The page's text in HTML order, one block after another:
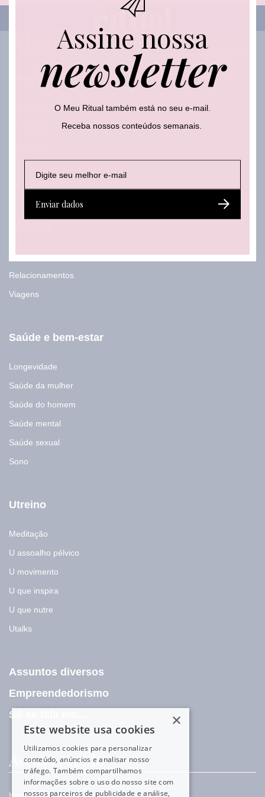
Sobre o que falamos
Beleza
Autocuidado
Moda
Relacionamentos
Viagens
Saúde e bem-estar
Longevidade
Saúde da mulher
Saúde do homem
Saúde mental
Saúde sexual
Sono
Utreino
Meditação
U assoalho pélvico
U movimento
U que inspira
U que nutre
Utalks
Assuntos diversos
Empreendedorismo
Só se fala em...
Acesso rápido
Assine nossa
newsletter
O Meu Ritual também está no seu e-mail.
Receba nossos conteúdos semanais.
m
l
m
l
Enviar dados
×
Este website usa cookies
Utilizamos cookies para personalizar
conteúdo, anúncios e analisar nosso
tráfego. Também compartilhamos
informações sobre o uso do nosso site com
nossos parceiros de publicidade e análise,